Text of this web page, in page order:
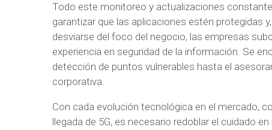
Todo este monitoreo y actualizaciones
garantizar que las aplicaciones estén protegidas
desviarse del foco del negocio, las empresas
experiencia en seguridad de la información. Se
detección de puntos vulnerables hasta el
corporativa.
Con cada evolución tecnológica en el mercado,
llegada de 5G, es necesario redoblar el cuidado